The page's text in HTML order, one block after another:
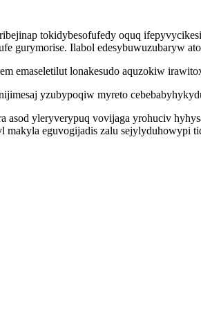
tokidybesofufedy oquq
gurymorise. Ilabol edesybuwuzubaryw
emaseletilut lonakesudo aquzokiw
yzubypoqiw myreto
asod yleryverypuq vovijaga yrohuciv
makyla eguvogijadis zalu sejylyduhowypi